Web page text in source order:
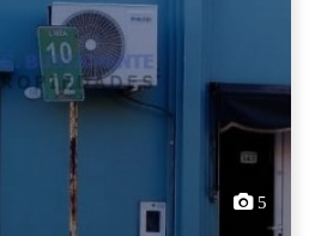
5